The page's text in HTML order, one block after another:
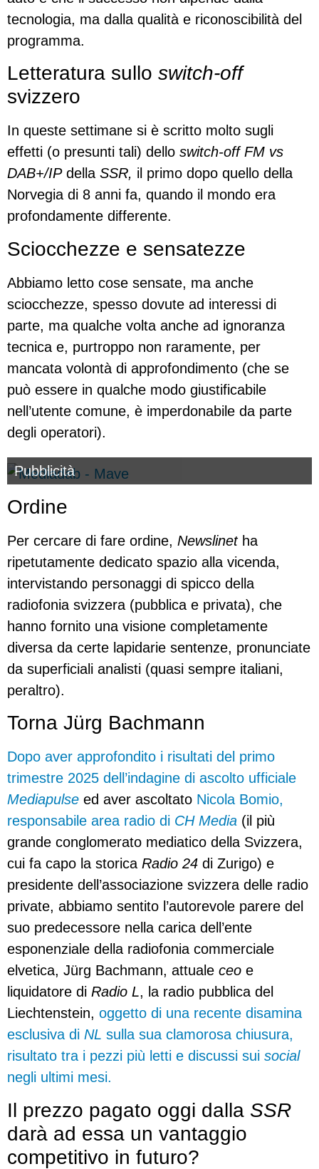
tecnologia, ma dalla qualità e riconoscibilità del
programma.
Letteratura sullo switch-off
svizzero
In queste settimane si è scritto molto sugli
effetti (o presunti tali) dello switch-off FM vs
DAB+/IPdella SSR, il primo dopo quello della
Norvegia di 8 anni fa, quando il mondo era
profondamente differente.
Sciocchezze e sensatezze
Abbiamo letto cose sensate, ma anche
sciocchezze, spesso dovute ad interessi di
parte, ma qualche volta anche ad ignoranza
tecnica e, purtroppo non raramente, per
mancata volontà di approfondimento (che se
può essere in qualche modo giustificabile
nell’utente comune, è imperdonabile da parte
degli operatori).
Pubblicità
Ordine
Per cercare di fare ordine, Newslinetha
ripetutamente dedicato spazio alla vicenda,
intervistando personaggi di spicco della
radiofonia svizzera (pubblica e privata), che
hanno fornito una visione completamente
diversa da certe lapidarie sentenze, pronunciate
da superficiali analisti (quasi sempre italiani,
peraltro).
Torna Jürg Bachmann
Dopo aver approfondito i risultati del primo
trimestre 2025 dell’indagine di ascolto ufficiale
Mediapulse ed aver ascoltato Nicola Bomio,
responsabile area radio di CH Media (il più
grande conglomerato mediatico della Svizzera,
cui fa capo la storica Radio 24 di Zurigo) e
presidente dell’associazione svizzera delle radio
private, abbiamo sentito l’autorevole parere del
suo predecessore nella carica dell’ente
esponenziale della radiofonia commerciale
elvetica, Jürg Bachmann, attuale ceo e
liquidatore di Radio L, la radio pubblica del
Liechtenstein, oggetto di una recente disamina
esclusiva di NL sulla sua clamorosa chiusura,
risultato tra i pezzi più letti e discussi sui social
negli ultimi mesi.
Il prezzo pagato oggi dalla SSR
darà ad essa un vantaggio
competitivo in futuro?